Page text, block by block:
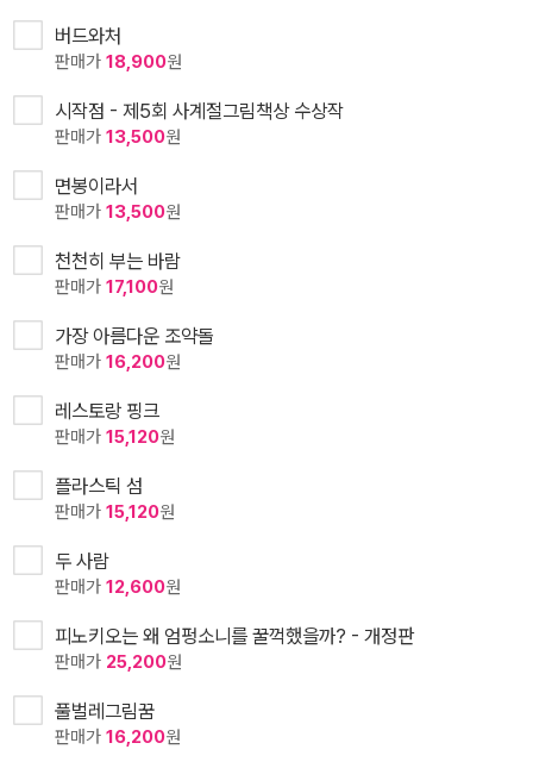
버드와처
판매가 18,900원
시작점 - 제5회 사계절그림책상 수상작
판매가 13,500원
면봉이라서
판매가 13,500원
천천히 부는 바람
판매가 17,100원
가장 아름다운 조약돌
판매가 16,200원
레스토랑 핑크
판매가 15,120원
플라스틱 섬
판매가 15,120원
두 사람
판매가 12,600원
피노키오는 왜 엄펑소니를 꿀꺽했을까? - 개정판
판매가 25,200원
풀벌레그림꿈
판매가 16,200원